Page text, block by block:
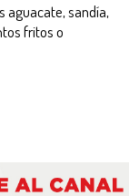
aguacate, sandía,
fritos o